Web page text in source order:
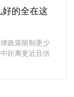
好的全在这
政策限制更少
距离更近且供